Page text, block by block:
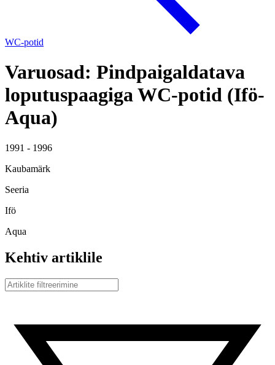
WC-potid
Varuosad: Pindpaigaldatava
loputuspaagiga WC-potid (Ifö-
Aqua)
1991 - 1996
Kaubamärk
Seeria
Ifö
Aqua
Kehtiv artiklile